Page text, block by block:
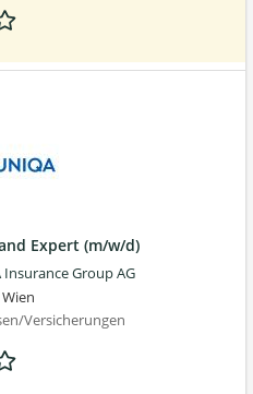
Expert (m/w/d)
Insurance Group AG
Wien
Versicherungen